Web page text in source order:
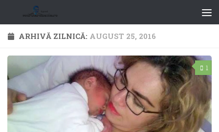
ARHIVĂ ZILNICĂ: AUGUST 25, 2016
1